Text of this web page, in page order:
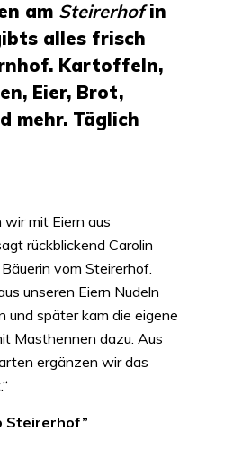
am Steirerhofin
alles frisch
Kartoffeln,
Eier, Brot,
mehr. Täglich
mit Eiern aus
rückblickend Carolin
vom Steirerhof.
unseren Eiern Nudeln
und später kam die eigene
Masthennen dazu. Aus
ergänzen wir das
Steirerhof”